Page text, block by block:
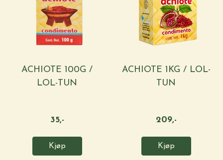
ACHIOTE 100G /
LOL-TUN
35,-
Kjøp
ACHIOTE 1KG / LOL-
TUN
209,-
Kjøp